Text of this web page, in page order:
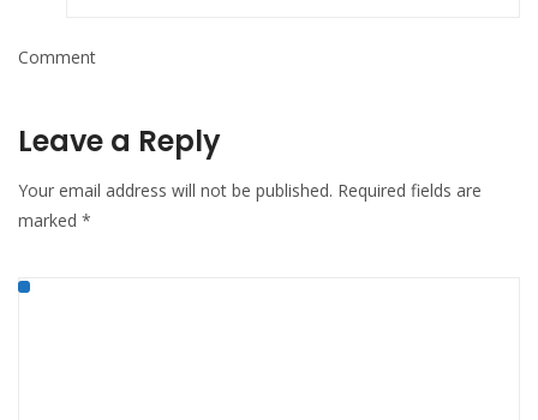
Comment
Leave a Reply
Your email address will not be published. Required fields are
marked *